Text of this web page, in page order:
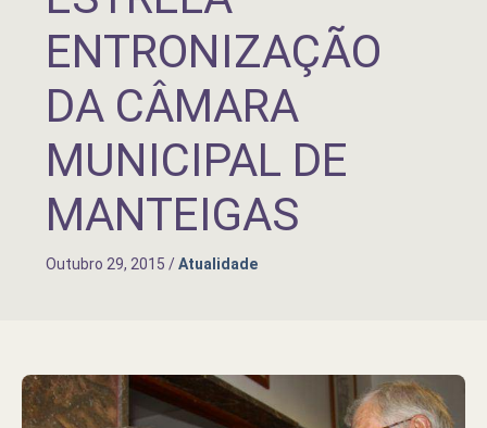
ENTRONIZAÇÃO
DA CÂMARA
MUNICIPAL DE
MANTEIGAS
Outubro 29, 2015 /Atualidade